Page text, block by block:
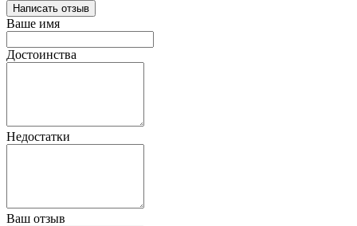
Написать отзыв
Ваше имя
Достоинства
Недостатки
Ваш отзыв